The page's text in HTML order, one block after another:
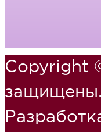
Copyright
защищены.